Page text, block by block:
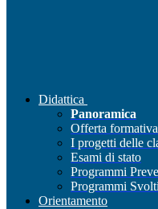
Didattica
Panoramica
Offerta formativa
I progetti delle
Esami di stato
Programmi
Programmi Svolti
Orientamento